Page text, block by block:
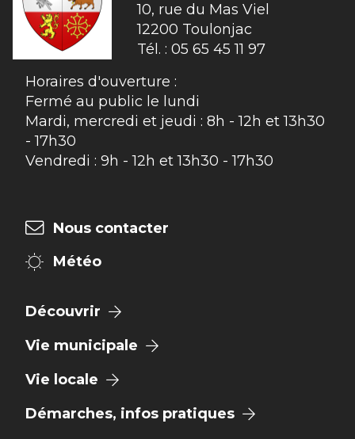
10, rue du Mas Viel
12200 Toulonjac
Tél. : 05 65 45 11 97
Horaires d'ouverture :
Fermé au public le lundi
Mardi, mercredi et jeudi : 8h - 12h et 13h30
- 17h30
Vendredi : 9h - 12h et 13h30 - 17h30
Nous contacter
Météo
Découvrir
Vie municipale
Vie locale
Démarches, infos pratiques